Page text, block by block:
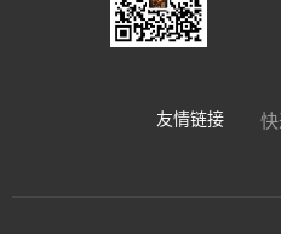
友情链接